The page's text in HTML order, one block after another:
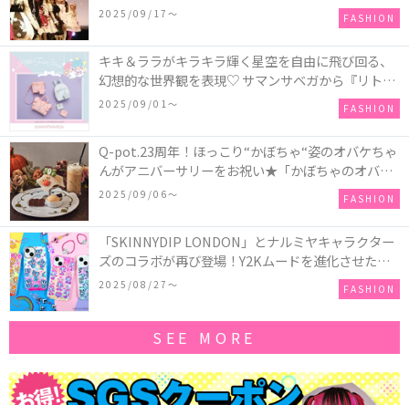
2025/09/17〜 FASHION
キキ＆ララがキラキラ輝く星空を自由に飛び回る、
幻想的な世界観を表現♡ サマンサベガから『リトル
ツインスターズ』50周年アニバーサリーイヤー』を
2025/09/01〜 FASHION
Q-pot.23周年！ほっこり“かぼちゃ“姿のオバケちゃ
んがアニバーサリーをお祝い★「かぼちゃのオバケ
ーキアクセサリー」が新発売！Q-pot CAFE.では
「かぼちゃのオバケーキプレート」も登場
2025/09/06〜 FASHION
「SKINNYDIP LONDON」とナルミヤキャラクター
ズのコラボが再び登場！Y2Kムードを進化させた新
作コレクションを発売♪
2025/08/27〜 FASHION
SEE MORE